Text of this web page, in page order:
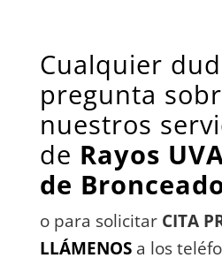
Cualquier
pregunta
nuestros
de Rayos
de
o para solicitar CITA
LLÁMENOSa los